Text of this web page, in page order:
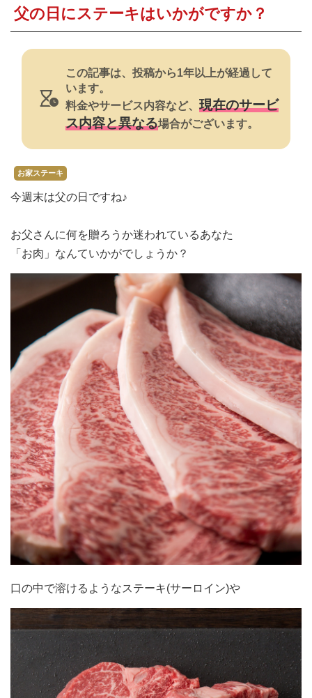
焼肉
カレー・シチュー
餃子・中華
公式ホームページ
父の日にステーキはいかがですか？
この記事は、投稿から1年以上が経過して
います。
料金やサービス内容など、 現在のサービ
ス内容と異なる場合がございます。
お家ステーキ
今週末は父の日ですね♪
お父さんに何を贈ろうか迷われているあなた
「お肉」なんていかがでしょうか？
口の中で溶けるようなステーキ(サーロイン)や